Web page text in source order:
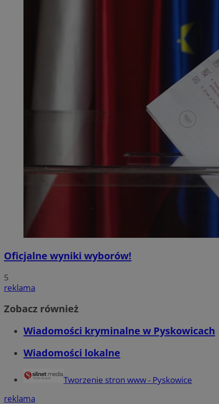
Oficjalne wyniki wyborów!
5
reklama
Zobacz również
Wiadomości kryminalne w Pyskowicach
Wiadomości lokalne
Tworzenie stron www - Pyskowice
reklama